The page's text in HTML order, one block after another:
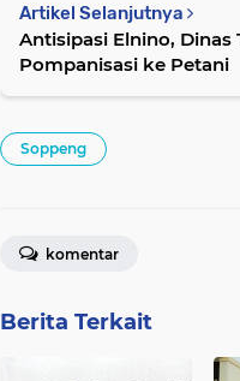
Artikel Selanjutnya
Antisipasi Elnino, Dinas
Pompanisasi ke Petani
Soppeng
komentar
Berita Terkait